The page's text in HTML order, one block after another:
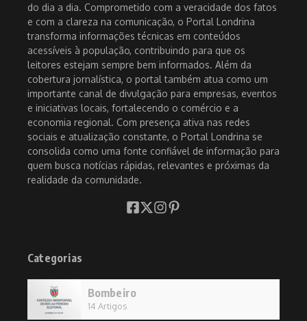
do dia a dia. Comprometido com a veracidade dos fatos
e com a clareza na comunicação, o Portal Londrina
transforma informações técnicas em conteúdos
acessíveis à população, contribuindo para que os
leitores estejam sempre bem informados. Além da
cobertura jornalística, o portal também atua como um
importante canal de divulgação para empresas, eventos
e iniciativas locais, fortalecendo o comércio e a
economia regional. Com presença ativa nas redes
sociais e atualização constante, o Portal Londrina se
consolida como uma fonte confiável de informação para
quem busca notícias rápidas, relevantes e próximas da
realidade da comunidade.
Categorias
Bombeiro
14 Artigos